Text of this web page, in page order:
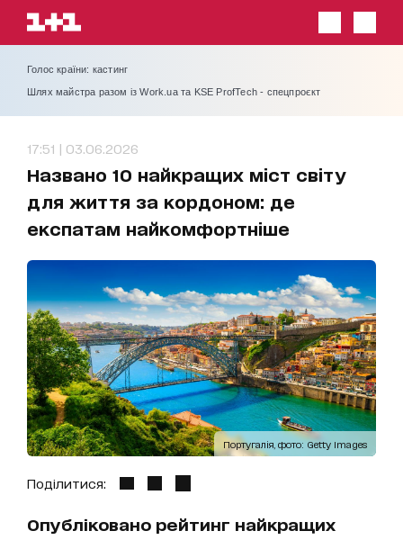
Голос країни: кастинг
Шлях майстра разом із Work.ua та KSE ProfTech - спецпроєкт
17:51 | 03.06.2026
Названо 10 найкращих міст світу
для життя за кордоном: де
експатам найкомфортніше
Португалія, фото: Getty Images
Поділитися:
Опубліковано рейтинг найкращих